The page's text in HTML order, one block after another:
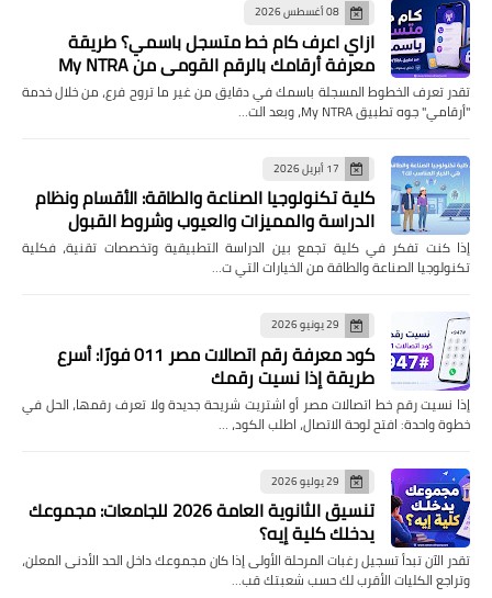
08 أغسطس 2026
ازاي اعرف كام خط متسجل باسمي؟ طريقة
معرفة أرقامك بالرقم القومي من My NTRA
تقدر تعرف الخطوط المسجلة باسمك في دقايق من غير ما تروح فرع، من خلال خدمة
"أرقامي" جوه تطبيق My NTRA، وبعد الت…
17 أبريل 2026
كلية تكنولوجيا الصناعة والطاقة: الأقسام ونظام
الدراسة والمميزات والعيوب وشروط القبول
إذا كنت تفكر في كلية تجمع بين الدراسة التطبيقية وتخصصات تقنية، فكلية
تكنولوجيا الصناعة والطاقة من الخيارات التي ت…
29 يونيو 2026
كود معرفة رقم اتصالات مصر 011 فورًا: أسرع
طريقة إذا نسيت رقمك
إذا نسيت رقم خط اتصالات مصر أو اشتريت شريحة جديدة ولا تعرف رقمها، الحل في
خطوة واحدة: افتح لوحة الاتصال، اطلب الكود، …
29 يوليو 2026
تنسيق الثانوية العامة 2026 للجامعات: مجموعك
يدخلك كلية إيه؟
تقدر الآن تبدأ تسجيل رغبات المرحلة الأولى إذا كان مجموعك داخل الحد الأدنى المعلن،
وتراجع الكليات الأقرب لك حسب شعبتك قب…